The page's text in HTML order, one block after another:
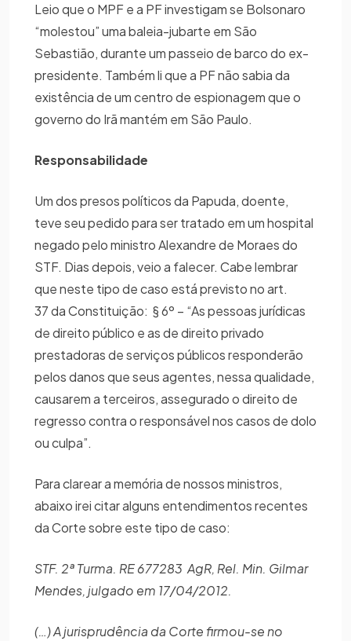
Leio que o MPF e a PF investigam se Bolsonaro
“molestou” uma baleia-jubarte em São
Sebastião, durante um passeio de barco do ex-
presidente. Também li que a PF não sabia da
existência de um centro de espionagem que o
governo do Irã mantém em São Paulo.
Responsabilidade
Um dos presos políticos da Papuda, doente,
teve seu pedido para ser tratado em um hospital
negado pelo ministro Alexandre de Moraes do
STF. Dias depois, veio a falecer. Cabe lembrar
que neste tipo de caso está previsto no art.
37 da Constituição: § 6º – “As pessoas jurídicas
de direito público e as de direito privado
prestadoras de serviços públicos responderão
pelos danos que seus agentes, nessa qualidade,
causarem a terceiros, assegurado o direito de
regresso contra o responsável nos casos de dolo
ou culpa”.
Para clarear a memória de nossos ministros,
abaixo irei citar alguns entendimentos recentes
da Corte sobre este tipo de caso:
STF. 2ª Turma. RE 677283 AgR, Rel. Min. Gilmar
Mendes, julgado em 17/04/2012.
(…) A jurisprudência da Corte firmou-se no